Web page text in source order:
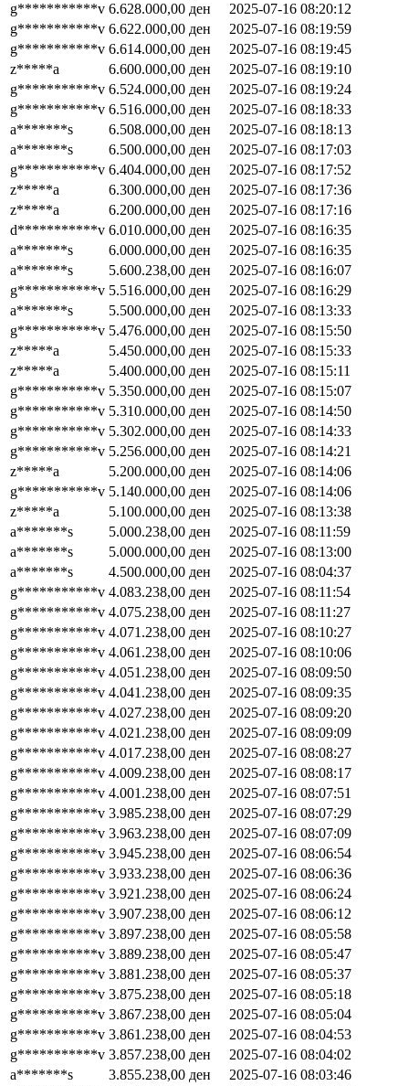
g***********v 6.628.000,00 ден
2025-07-16 08:20:12
g***********v 6.622.000,00 ден
2025-07-16 08:19:59
g***********v 6.614.000,00 ден
2025-07-16 08:19:45
z*****a
6.600.000,00 ден
2025-07-16 08:19:10
g***********v 6.524.000,00 ден
2025-07-16 08:19:24
g***********v 6.516.000,00 ден
2025-07-16 08:18:33
a*******s
6.508.000,00 ден
2025-07-16 08:18:13
a*******s
6.500.000,00 ден
2025-07-16 08:17:03
g***********v 6.404.000,00 ден
2025-07-16 08:17:52
z*****a
6.300.000,00 ден
2025-07-16 08:17:36
z*****a
6.200.000,00 ден
2025-07-16 08:17:16
d***********v 6.010.000,00 ден
2025-07-16 08:16:35
a*******s
6.000.000,00 ден
2025-07-16 08:16:35
a*******s
5.600.238,00 ден
2025-07-16 08:16:07
g***********v 5.516.000,00 ден
2025-07-16 08:16:29
a*******s
5.500.000,00 ден
2025-07-16 08:13:33
g***********v 5.476.000,00 ден
2025-07-16 08:15:50
z*****a
5.450.000,00 ден
2025-07-16 08:15:33
z*****a
5.400.000,00 ден
2025-07-16 08:15:11
g***********v 5.350.000,00 ден
2025-07-16 08:15:07
g***********v 5.310.000,00 ден
2025-07-16 08:14:50
g***********v 5.302.000,00 ден
2025-07-16 08:14:33
g***********v 5.256.000,00 ден
2025-07-16 08:14:21
z*****a
5.200.000,00 ден
2025-07-16 08:14:06
g***********v 5.140.000,00 ден
2025-07-16 08:14:06
z*****a
5.100.000,00 ден
2025-07-16 08:13:38
a*******s
5.000.238,00 ден
2025-07-16 08:11:59
a*******s
5.000.000,00 ден
2025-07-16 08:13:00
a*******s
4.500.000,00 ден
2025-07-16 08:04:37
g***********v 4.083.238,00 ден
2025-07-16 08:11:54
g***********v 4.075.238,00 ден
2025-07-16 08:11:27
g***********v 4.071.238,00 ден
2025-07-16 08:10:27
g***********v 4.061.238,00 ден
2025-07-16 08:10:06
g***********v 4.051.238,00 ден
2025-07-16 08:09:50
g***********v 4.041.238,00 ден
2025-07-16 08:09:35
g***********v 4.027.238,00 ден
2025-07-16 08:09:20
g***********v 4.021.238,00 ден
2025-07-16 08:09:09
g***********v 4.017.238,00 ден
2025-07-16 08:08:27
g***********v 4.009.238,00 ден
2025-07-16 08:08:17
g***********v 4.001.238,00 ден
2025-07-16 08:07:51
g***********v 3.985.238,00 ден
2025-07-16 08:07:29
g***********v 3.963.238,00 ден
2025-07-16 08:07:09
g***********v 3.945.238,00 ден
2025-07-16 08:06:54
g***********v 3.933.238,00 ден
2025-07-16 08:06:36
g***********v 3.921.238,00 ден
2025-07-16 08:06:24
g***********v 3.907.238,00 ден
2025-07-16 08:06:12
g***********v 3.897.238,00 ден
2025-07-16 08:05:58
g***********v 3.889.238,00 ден
2025-07-16 08:05:47
g***********v 3.881.238,00 ден
2025-07-16 08:05:37
g***********v 3.875.238,00 ден
2025-07-16 08:05:18
g***********v 3.867.238,00 ден
2025-07-16 08:05:04
g***********v 3.861.238,00 ден
2025-07-16 08:04:53
g***********v 3.857.238,00 ден
2025-07-16 08:04:02
a*******s
3.855.238,00 ден
2025-07-16 08:03:46